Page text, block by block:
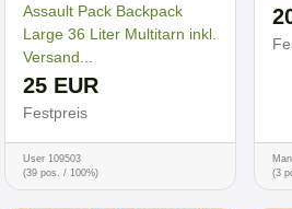
Assault Pack Backpack
Large 36 Liter Multitarn inkl.
Versand...
25 EUR
Festpreis
User 109503
(39 pos. / 100%)
(3